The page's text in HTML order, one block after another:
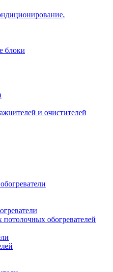
блоки
и очистителей
обогревателей